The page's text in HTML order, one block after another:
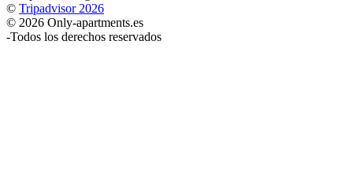
© Tripadvisor 2026
© 2026 Only-apartments.es
-Todos los derechos reservados